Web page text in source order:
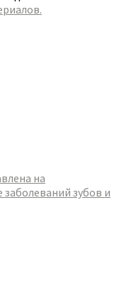
на
зубов и